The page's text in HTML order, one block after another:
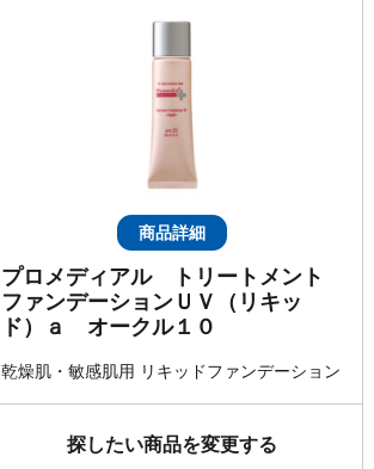
商品詳細
プロメディアル トリートメント
ファンデーションＵＶ（リキッ
ド）ａ オークル１０
乾燥肌・敏感肌用 リキッドファンデーション
探したい商品を変更する